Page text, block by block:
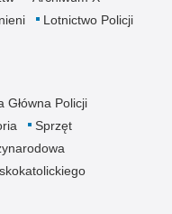
Lotnictwo Policji
Główna Policji
Sprzęt